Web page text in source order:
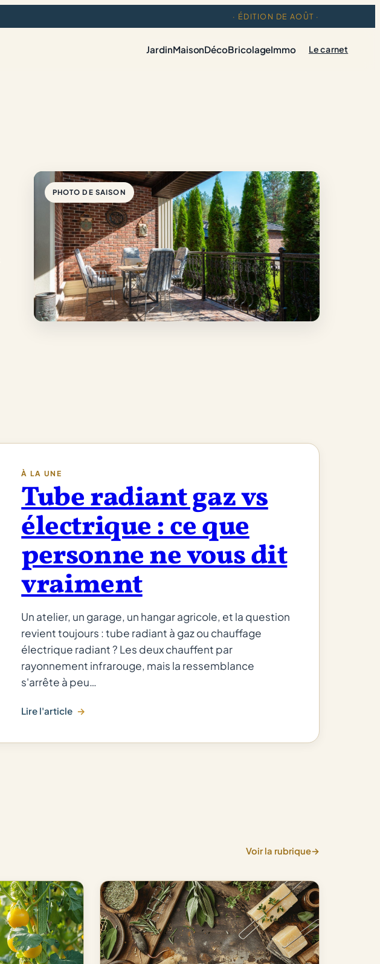
· ÉDITION DE AOÛT ·
JardinMaisonDécoBricolageImmo Le carnet
PHOTO DE SAISON
À LA UNE
Tube radiant gaz vs
électrique : ce que
personne ne vous dit
vraiment
Un atelier, un garage, un hangar agricole, et la question
revient toujours : tube radiant à gaz ou chauffage
électrique radiant ? Les deux chauffent par
rayonnement infrarouge, mais la ressemblance
s'arrête à peu…
Lire l'article
:
vous
dit
vraiment
Voir la rubrique→